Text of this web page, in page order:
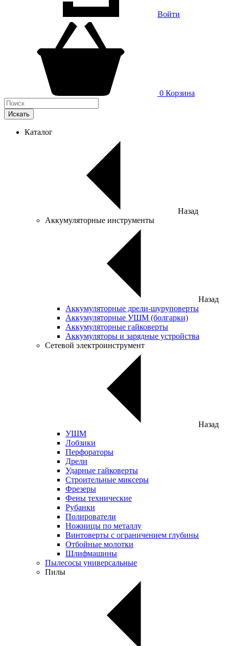
Войти
0 Корзина
Искать
Каталог
Назад
Аккумуляторные инструменты
Назад
Аккумуляторные дрели-шуруповерты
Аккумуляторные УШМ (болгарки)
Аккумуляторные гайковерты
Аккумуляторы и зарядные устройства
Сетевой электроинструмент
Назад
УШМ
Лобзики
Перфораторы
Дрели
Ударные гайковерты
Строительные миксеры
Фрезеры
Фены технические
Рубанки
Полирователи
Ножницы по металлу
Винтоверты с ограничением глубины
Отбойные молотки
Шлифмашины
Пылесосы универсальные
Пилы